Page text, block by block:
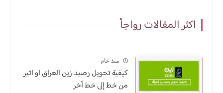
اكثر المقالات رواجاً
منذ عام
كيفية تحويل رصيد زين العراق او اثير
من خط إلى خط آخر